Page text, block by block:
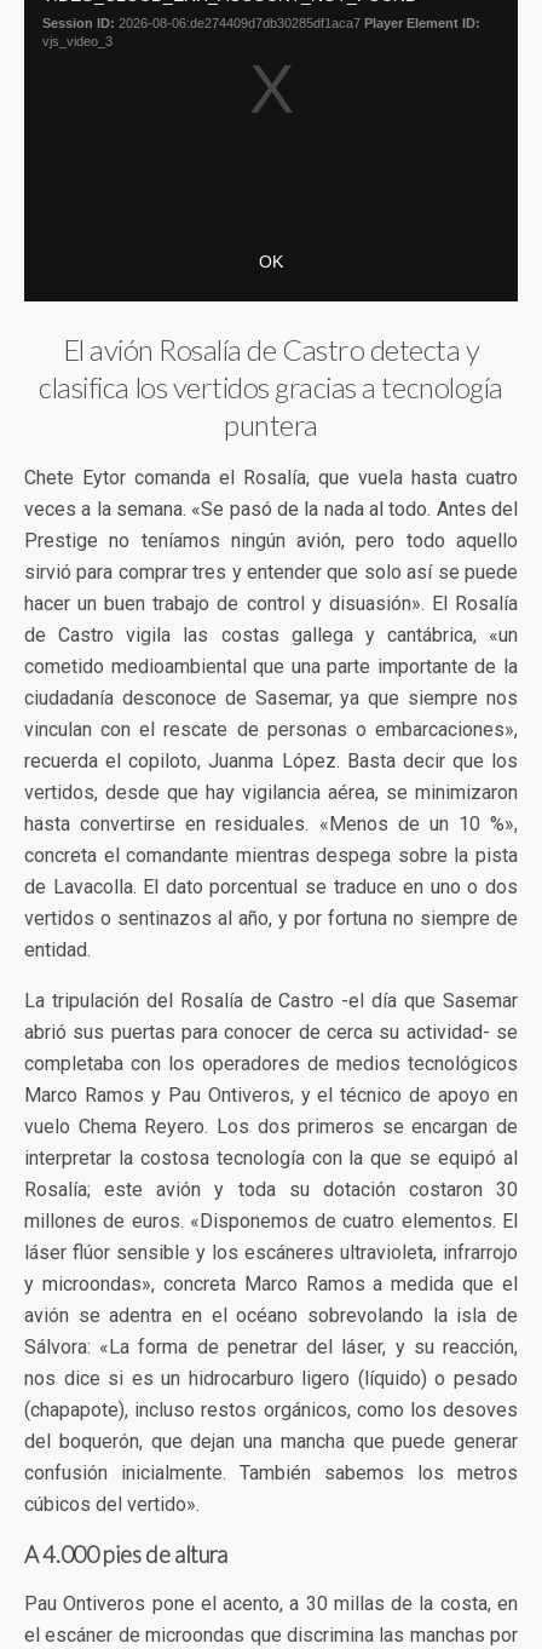
El avión Rosalía de Castro detecta y
clasifica los vertidos gracias a tecnología
puntera
Chete Eytor comanda el Rosalía, que vuela hasta cuatro
veces a la semana. «Se pasó de la nada al todo. Antes del
Prestige no teníamos ningún avión, pero todo aquello
sirvió para comprar tres y entender que solo así se puede
hacer un buen trabajo de control y disuasión». El Rosalía
de Castro vigila las costas gallega y cantábrica, «un
cometido medioambiental que una parte importante de la
ciudadanía desconoce de Sasemar, ya que siempre nos
vinculan con el rescate de personas o embarcaciones»,
recuerda el copiloto, Juanma López. Basta decir que los
vertidos, desde que hay vigilancia aérea, se minimizaron
hasta convertirse en residuales. «Menos de un 10 %»,
concreta el comandante mientras despega sobre la pista
de Lavacolla. El dato porcentual se traduce en uno o dos
vertidos o sentinazos al año, y por fortuna no siempre de
entidad.
La tripulación del Rosalía de Castro -el día que Sasemar
abrió sus puertas para conocer de cerca su actividad- se
completaba con los operadores de medios tecnológicos
Marco Ramos y Pau Ontiveros, y el técnico de apoyo en
vuelo Chema Reyero. Los dos primeros se encargan de
interpretar la costosa tecnología con la que se equipó al
Rosalía; este avión y toda su dotación costaron 30
millones de euros. «Disponemos de cuatro elementos. El
láser flúor sensible y los escáneres ultravioleta, infrarrojo
y microondas», concreta Marco Ramos a medida que el
avión se adentra en el océano sobrevolando la isla de
Sálvora: «La forma de penetrar del láser, y su reacción,
nos dice si es un hidrocarburo ligero (líquido) o pesado
(chapapote), incluso restos orgánicos, como los desoves
del boquerón, que dejan una mancha que puede generar
confusión inicialmente. También sabemos los metros
cúbicos del vertido».
A 4.000 pies de altura
Pau Ontiveros pone el acento, a 30 millas de la costa, en
el escáner de microondas que discrimina las manchas por